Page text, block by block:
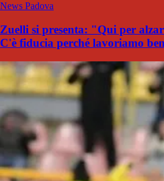
News Padova
Zuelli si presenta: "Qui per
C'è fiducia perché lavoriamo